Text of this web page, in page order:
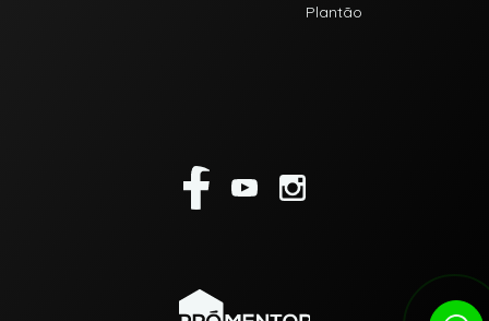
Plantão